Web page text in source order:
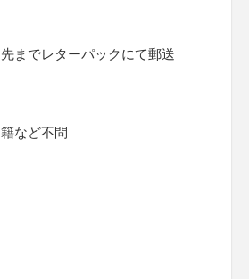
までレターパックにて郵送
など不問